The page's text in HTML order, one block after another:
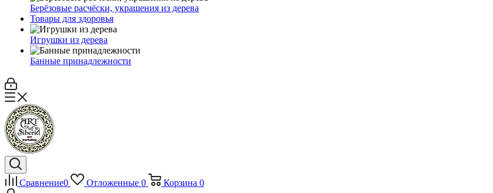
Берёзовые расчёски, украшения из дерева
Товары для здоровья
Игрушки из дерева
Банные принадлежности
Сравнение0 Отложенные 0 Корзина 0